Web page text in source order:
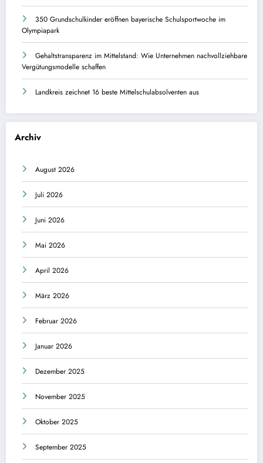
350 Grundschulkinder eröffnen bayerische Schulsportwoche im
Olympiapark
Gehaltstransparenz im Mittelstand: Wie Unternehmen nachvollziehbare
Vergütungsmodelle schaffen
Landkreis zeichnet 16 beste Mittelschulabsolventen aus
Archiv
August 2026
Juli 2026
Juni 2026
Mai 2026
April 2026
März 2026
Februar 2026
Januar 2026
Dezember 2025
November 2025
Oktober 2025
September 2025